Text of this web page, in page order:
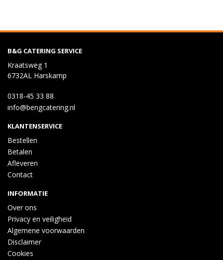
B&G CATERING SERVICE
Kraatsweg 1
6732AL Harskamp
0318-45 33 88
info@bengcatering.nl
KLANTENSERVICE
Bestellen
Betalen
Afleveren
Contact
INFORMATIE
Over ons
Privacy en veiligheid
Algemene voorwaarden
Disclaimer
Cookies